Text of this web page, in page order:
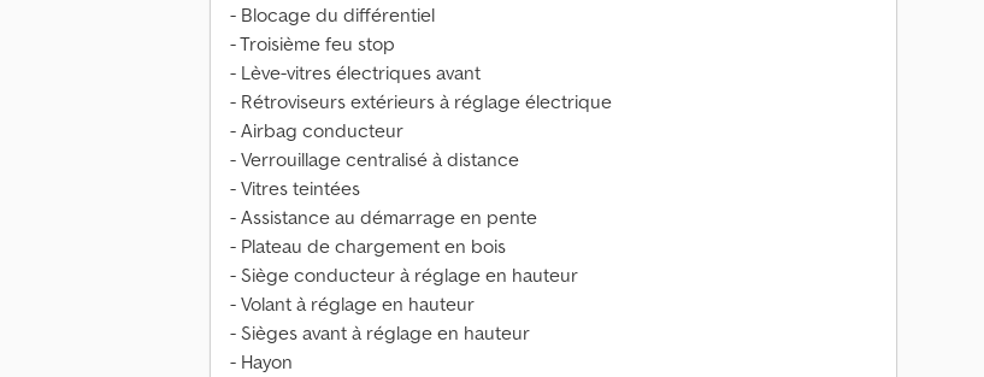
- Blocage du différentiel
- Troisième feu stop
- Lève-vitres électriques avant
- Rétroviseurs extérieurs à réglage électrique
- Airbag conducteur
- Verrouillage centralisé à distance
- Vitres teintées
- Assistance au démarrage en pente
- Plateau de chargement en bois
- Siège conducteur à réglage en hauteur
- Volant à réglage en hauteur
- Sièges avant à réglage en hauteur
- Hayon